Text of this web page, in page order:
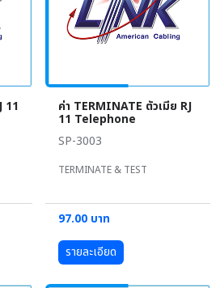
11 ค่า TERMINATE ตัวเมีย RJ
11 Telephone
SP-3003
TERMINATE & TEST
97.00 บาท
รายละเอียด